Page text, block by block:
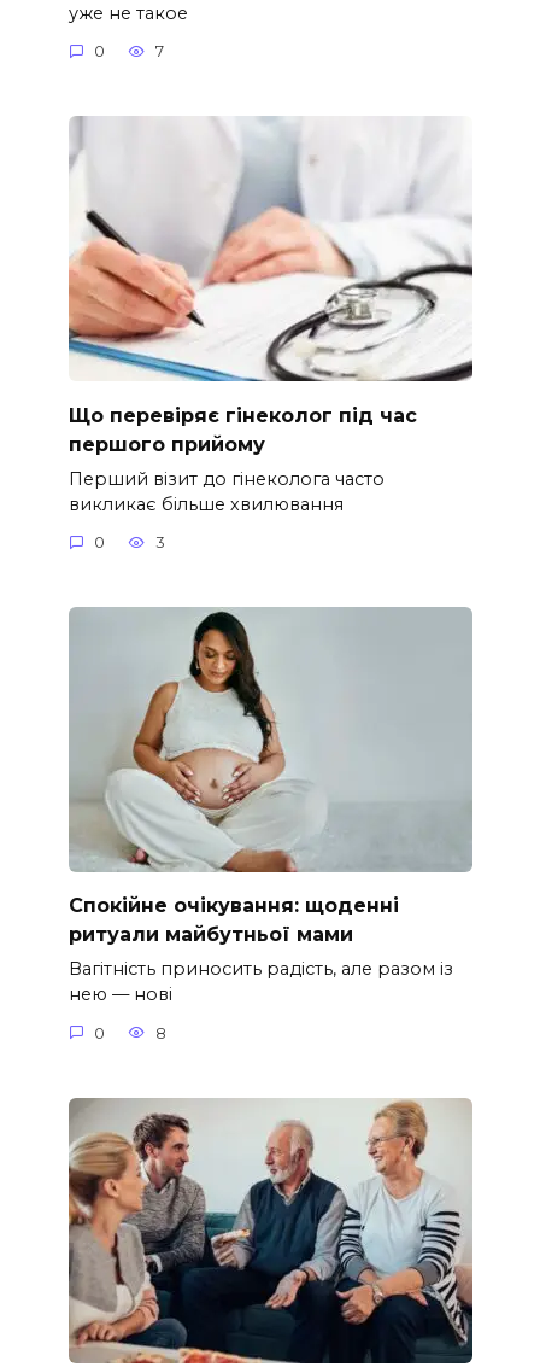
уже не такое
0 7
Що перевіряє гінеколог під час
першого прийому
Перший візит до гінеколога часто
викликає більше хвилювання
0 3
Спокійне очікування: щоденні
ритуали майбутньої мами
Вагітність приносить радість, але разом із
нею — нові
0 8